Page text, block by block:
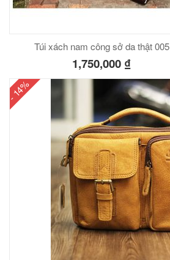
Túi xách nam công sở da thật 005
1,750,000 ₫
- 14%